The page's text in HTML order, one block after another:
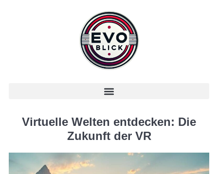
Virtuelle Welten entdecken: Die
Zukunft der VR